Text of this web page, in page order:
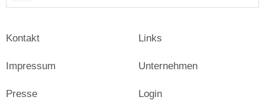
Kontakt
Impressum
Presse
Links
Unternehmen
Login